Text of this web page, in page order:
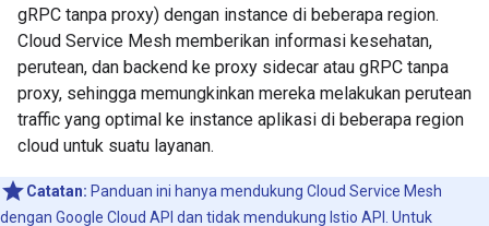
gRPC tanpa proxy) dengan instance di beberapa region.
Cloud Service Mesh memberikan informasi kesehatan,
perutean, dan backend ke proxy sidecar atau gRPC tanpa
proxy, sehingga memungkinkan mereka melakukan perutean
traffic yang optimal ke instance aplikasi di beberapa region
cloud untuk suatu layanan.
Catatan: Panduan ini hanya mendukung Cloud Service Mesh
dengan Google Cloud API dan tidak mendukung Istio API. Untuk